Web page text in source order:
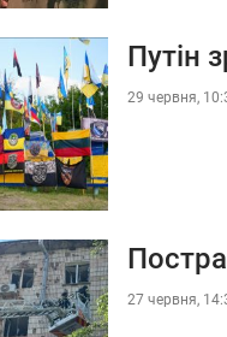
Путін
29 червня,
27 червня,